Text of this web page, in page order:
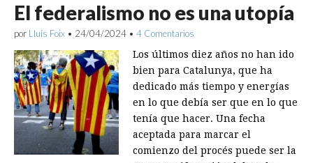
El federalismo no es una utopía
por Lluís Foix • 24/04/2024 • 4 Comentarios
Los últimos diez años no han ido
bien para Catalunya, que ha
dedicado más tiempo y energías
en lo que debía ser que en lo que
tenía que hacer. Una fecha
aceptada para marcar el
comienzo del procés puede ser la